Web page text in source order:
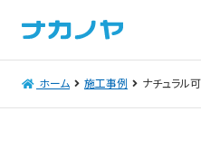
ホーム 施工事例 ナチュラル可愛